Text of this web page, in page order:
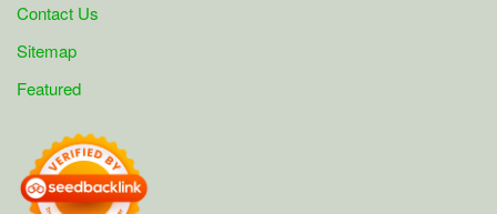
Contact Us
Sitemap
Featured